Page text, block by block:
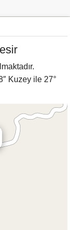
Kuzey ile 27°